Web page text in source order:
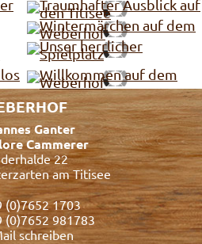
Ganter
Cammerer
22
am Titisee
(0)7652 1703
(0)7652 981783
schreiben